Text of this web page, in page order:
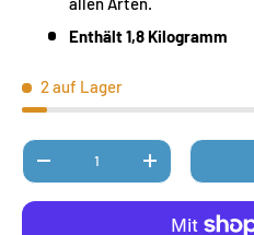
Enthält 1,8 Kilogramm
2 auf Lager
Anzahl
MENGE VERRINGERNMENGE ERHÖHEN